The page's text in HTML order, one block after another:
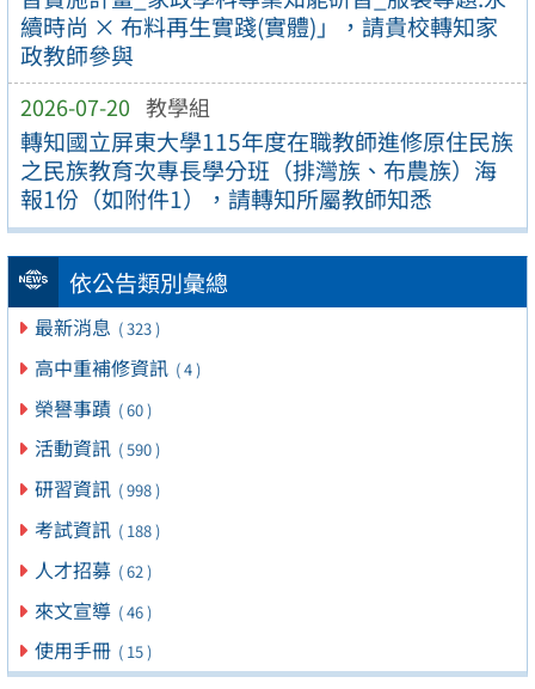
續時尚 × 布料再生實踐(實體)」，請貴校轉知家
政教師參與
2026-07-20 教學組
轉知國立屏東大學115年度在職教師進修原住民族
之民族教育次專長學分班（排灣族、布農族）海
報1份（如附件1），請轉知所屬教師知悉
依公告類別彙總
最新消息 ( 323 )
高中重補修資訊 ( 4 )
榮譽事蹟 ( 60 )
活動資訊 ( 590 )
研習資訊 ( 998 )
考試資訊 ( 188 )
人才招募 ( 62 )
來文宣導 ( 46 )
使用手冊 ( 15 )